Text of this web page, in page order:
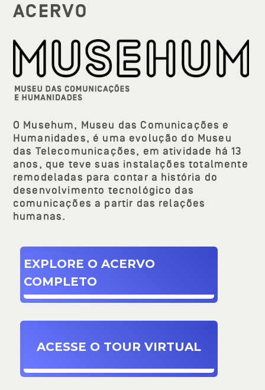
ACERVO
O Musehum, Museu das Comunicações e
Humanidades, é uma evolução do Museu
das Telecomunicações, em atividade há 13
anos, que teve suas instalações totalmente
remodeladas para contar a história do
desenvolvimento tecnológico das
comunicações a partir das relações
humanas.
EXPLORE O ACERVO
COMPLETO
ACESSE O TOUR VIRTUAL